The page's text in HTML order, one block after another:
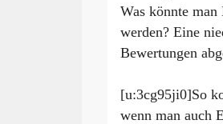
Was könnte
werden? Eine
Bewertungen
[u:3cg95ji0]So
wenn man auch